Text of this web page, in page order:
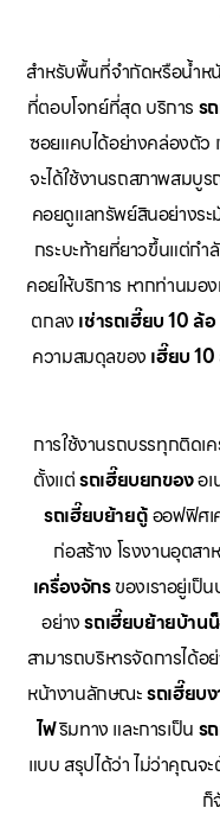
สำหรับพื้นที่จำกัดหรือน้ำห
ที่ตอบโจทย์ที่สุด บริการ ร
ซอยแคบได้อย่างคล่องตัว
จะได้ใช้งานรถสภาพสมบู
คอยดูแลทรัพย์สินอย่างร
กระบะท้ายที่ยาวขึ้นแต่กำ
คอยให้บริการ หากท่านมอ
ตกลง เช่ารถเฮี๊ยบ 10 ล้
ความสมดุลของ เฮี๊ยบ
การใช้งานรถบรรทุกติดเ
ตั้งแต่รถเฮี๊ยบยกของอเ
รถเฮี๊ยบย้ายตู้ออฟฟิศ
ก่อสร้าง โรงงานอุตส
เครื่องจักรของเราอยู่เป็
อย่างรถเฮี๊ยบย้ายบ้าน
สามารถบริหารจัดการได้อ
หน้างานลักษณะรถเฮี๊ยบ
ไฟริมทาง และการเป็น ร
แบบ สรุปได้ว่า ไม่ว่าคุณจ
ก็